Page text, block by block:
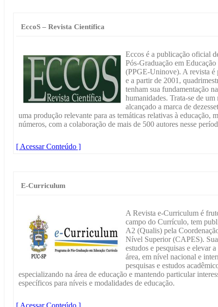
EccoS – Revista Científica
Eccos é a publicação oficial
Pós-Graduação em
(PPGE-Uninove). A revista é
e a partir de 2001,
tenham sua fundamentação
humanidades. Trata-se de
alcançado a marca de
uma produção relevante para as temáticas relativas à educação,
números, com a colaboração de mais de 500 autores nesse
[ Acessar Conteúdo ]
E-Curriculum
A Revista e-Curriculum é
campo do Currículo, tem
A2 (Qualis) pela
Nível Superior (CAPES).
estudos e pesquisas e elevar
área, em nível nacional e
pesquisas e estudos
especializando na área de educação e mantendo particular
específicos para níveis e modalidades de educação.
[ Acessar Conteúdo ]